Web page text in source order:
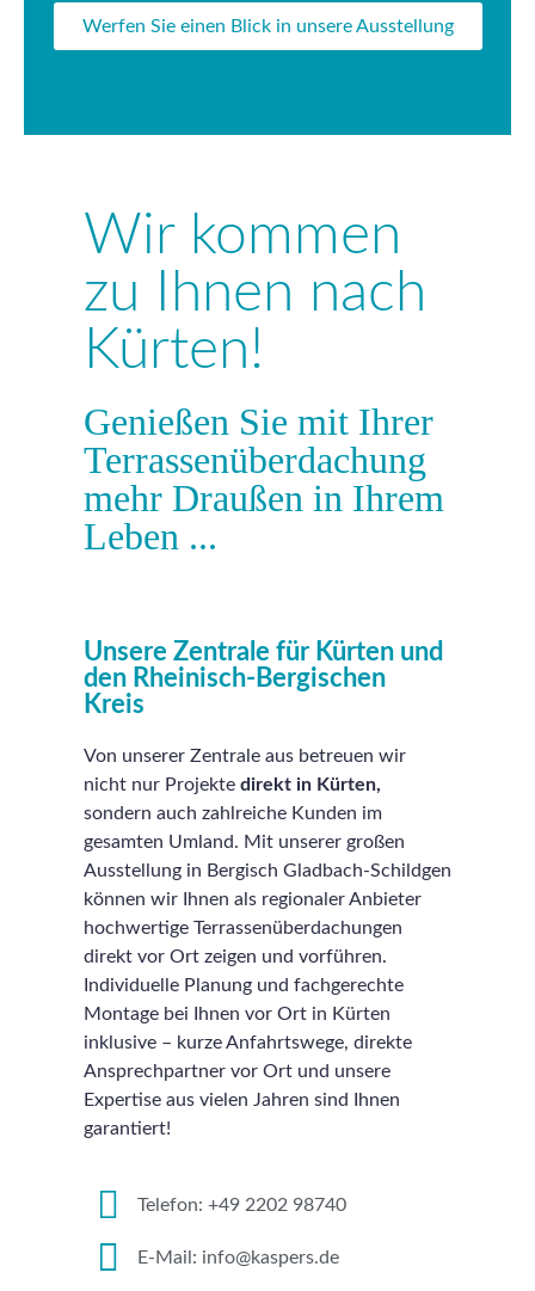
Werfen Sie einen Blick in unsere Ausstellung
Wir kommen
zu Ihnen nach
Kürten!
Genießen Sie mit Ihrer
Terrassenüberdachung
mehr Draußen in Ihrem
Leben ...
Unsere Zentrale für Kürten und
den Rheinisch-Bergischen
Kreis
Von unserer Zentrale aus betreuen wir
nicht nur Projekte direkt in Kürten,
sondern auch zahlreiche Kunden im
gesamten Umland. Mit unserer großen
Ausstellung in Bergisch Gladbach-Schildgen
können wir Ihnen als regionaler Anbieter
hochwertige Terrassenüberdachungen
direkt vor Ort zeigen und vorführen.
Individuelle Planung und fachgerechte
Montage bei Ihnen vor Ort in Kürten
inklusive – kurze Anfahrtswege, direkte
Ansprechpartner vor Ort und unsere
Expertise aus vielen Jahren sind Ihnen
garantiert!
Telefon: +49 2202 98740
E-Mail: info@kaspers.de